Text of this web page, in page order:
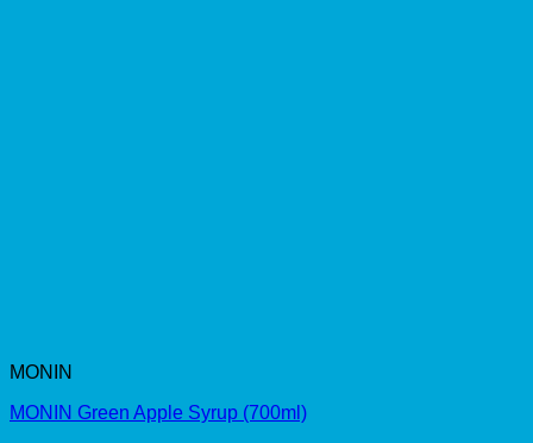
MONIN
MONIN Green Apple Syrup (700ml)